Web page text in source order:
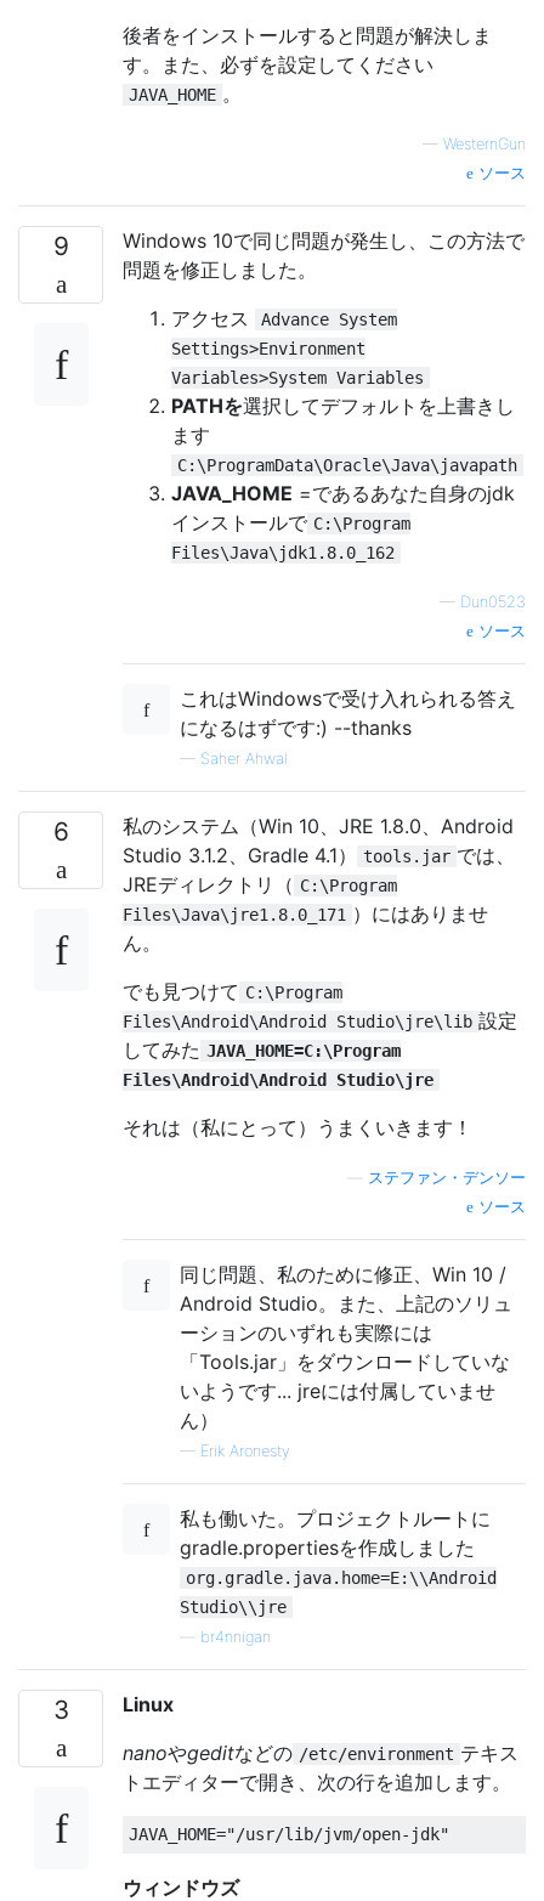
後者をインストールすると問題が解決しま
す。また、必ずを設定してください
JAVA_HOME 。
— WesternGun
ソース
9
Windows 10で同じ問題が発生し、この方法で
問題を修正しました。
アクセス
Advance System
Settings>Environment
Variables>System Variables
PATHを選択してデフォルトを上書きし
ます
C:\ProgramData\Oracle\Java\javapath
JAVA_HOME =であるあなた自身のjdk
インストールで C:\Program
Files\Java\jdk1.8.0_162
— Dun0523
ソース
これはWindowsで受け入れられる答え
になるはずです:) --thanks
— Saher Ahwal
6
私のシステム（Win 10、JRE 1.8.0、Android
Studio 3.1.2、Gradle 4.1）
tools.jar では、
JREディレクトリ（ C:\Program
Files\Java\jre1.8.0_171 ）にはありませ
ん。
でも見つけて C:\Program
Files\Android\Android Studio\jre\lib 設定
してみた JAVA_HOME=C:\Program
Files\Android\Android Studio\jre
それは（私にとって）うまくいきます！
ステファン・デンソー
ソース
同じ問題、私のために修正、Win 10 /
Android Studio。また、上記のソリュ
ーションのいずれも実際には
「Tools.jar」をダウンロードしていな
いようです... jreには付属していませ
ん）
— Erik Aronesty
私も働いた。プロジェクトルートに
gradle.propertiesを作成しました
org.gradle.java.home=E:\\Android
Studio\\jre
br4nnigan
3
Linux
nanoやgeditなどの /etc/environment テキス
トエディターで開き、次の行を追加します。
JAVA_HOME="/usr/lib/jvm/open-jdk"
ウィンドウズ